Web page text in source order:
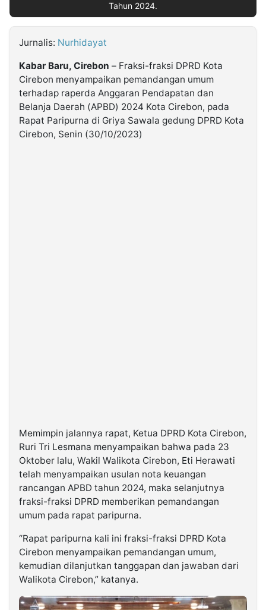
Kabarbaru.co
2026
Tahun 2024.
Jurnalis: Nurhidayat
Kabar Baru, Cirebon – Fraksi-fraksi DPRD Kota
Cirebon menyampaikan pemandangan umum
terhadap raperda Anggaran Pendapatan dan
Belanja Daerah (APBD) 2024 Kota Cirebon, pada
Rapat Paripurna di Griya Sawala gedung DPRD Kota
Cirebon, Senin (30/10/2023)
Memimpin jalannya rapat, Ketua DPRD Kota Cirebon,
Ruri Tri Lesmana menyampaikan bahwa pada 23
Oktober lalu, Wakil Walikota Cirebon, Eti Herawati
telah menyampaikan usulan nota keuangan
rancangan APBD tahun 2024, maka selanjutnya
fraksi-fraksi DPRD memberikan pemandangan
umum pada rapat paripurna.
“Rapat paripurna kali ini fraksi-fraksi DPRD Kota
Cirebon menyampaikan pemandangan umum,
kemudian dilanjutkan tanggapan dan jawaban dari
Walikota Cirebon,” katanya.